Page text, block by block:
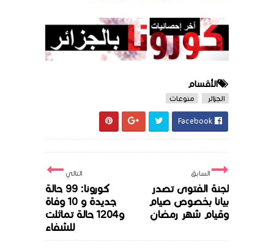
الأقسام
الجزائر منوعات
التالي
كورونا: 99 حالة
جديدة و 10 وفاة
و1204 حالة تماثلت
للشفاء
السابق
لجنة الفتوى تصدر
بيانا بخصوص صيام
وقيام شهر رمضان